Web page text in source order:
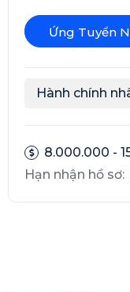
Ứng Tuyển
Hành chính
8.000.000 -
Hạn nhận hồ sơ: